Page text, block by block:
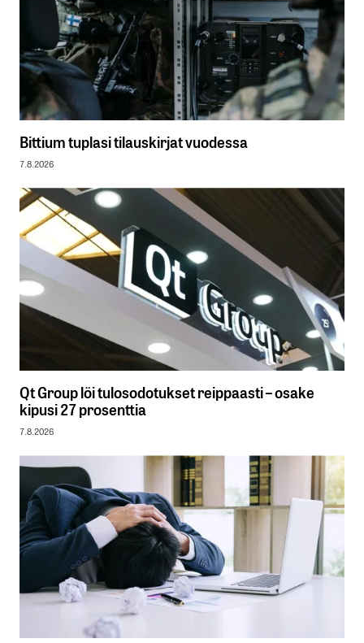
Bittium tuplasi tilauskirjat vuodessa
7.8.2026
Qt Group löi tulosodotukset reippaasti – osake
kipusi 27 prosenttia
7.8.2026